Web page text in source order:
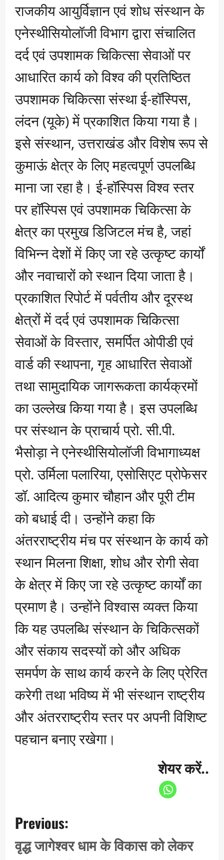
राजकीय आयुर्विज्ञान एवं शोध संस्थान के
एनेस्थीसियोलॉजी विभाग द्वारा संचालित
दर्द एवं उपशामक चिकित्सा सेवाओं पर
आधारित कार्य को विश्व की प्रतिष्ठित
उपशामक चिकित्सा संस्था ई-हॉस्पिस,
लंदन (यूके) में प्रकाशित किया गया है।
इसे संस्थान, उत्तराखंड और विशेष रूप से
कुमाऊं क्षेत्र के लिए महत्वपूर्ण उपलब्धि
माना जा रहा है। ई-हॉस्पिस विश्व स्तर
पर हॉस्पिस एवं उपशामक चिकित्सा के
क्षेत्र का प्रमुख डिजिटल मंच है, जहां
विभिन्न देशों में किए जा रहे उत्कृष्ट कार्यों
और नवाचारों को स्थान दिया जाता है।
प्रकाशित रिपोर्ट में पर्वतीय और दूरस्थ
क्षेत्रों में दर्द एवं उपशामक चिकित्सा
सेवाओं के विस्तार, समर्पित ओपीडी एवं
वार्ड की स्थापना, गृह आधारित सेवाओं
तथा सामुदायिक जागरूकता कार्यक्रमों
का उल्लेख किया गया है। इस उपलब्धि
पर संस्थान के प्राचार्य प्रो. सी.पी.
भैसोड़ा ने एनेस्थीसियोलॉजी विभागाध्यक्ष
प्रो. उर्मिला पलारिया, एसोसिएट प्रोफेसर
डॉ. आदित्य कुमार चौहान और पूरी टीम
को बधाई दी। उन्होंने कहा कि
अंतरराष्ट्रीय मंच पर संस्थान के कार्य को
स्थान मिलना शिक्षा, शोध और रोगी सेवा
के क्षेत्र में किए जा रहे उत्कृष्ट कार्यों का
प्रमाण है। उन्होंने विश्वास व्यक्त किया
कि यह उपलब्धि संस्थान के चिकित्सकों
और संकाय सदस्यों को और अधिक
समर्पण के साथ कार्य करने के लिए प्रेरित
करेगी तथा भविष्य में भी संस्थान राष्ट्रीय
और अंतरराष्ट्रीय स्तर पर अपनी विशिष्ट
पहचान बनाए रखेगा।
शेयर करें..
o
s
t
Previous:
वृद्ध जागेश्वर धाम के विकास को लेकर